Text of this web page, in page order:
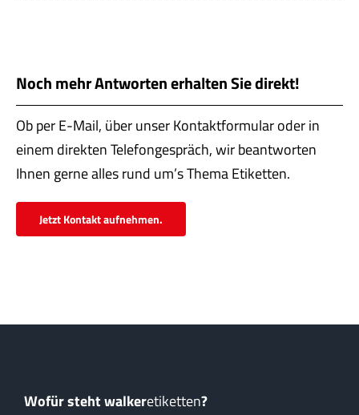
Noch mehr Antworten erhalten Sie direkt!
Ob per E-Mail, über unser Kontaktformular oder in
einem direkten Telefongespräch, wir beantworten
Ihnen gerne alles rund um’s Thema Etiketten.
Jetzt Kontakt aufnehmen.
Wofür steht walkeretiketten?